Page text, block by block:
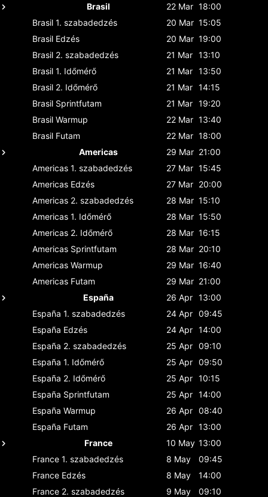
Brasil
22 Mar 18:00
Brasil 1. szabadedzés 20 Mar 15:05
Brasil Edzés 20 Mar 19:00
Brasil 2. szabadedzés 21 Mar 13:10
Brasil 1. Időmérő 21 Mar 13:50
Brasil 2. Időmérő 21 Mar 14:15
Brasil Sprintfutam 21 Mar 19:20
Brasil Warmup 22 Mar 13:40
Brasil Futam 22 Mar 18:00
Americas
29 Mar 21:00
Americas 1. szabadedzés 27 Mar 15:45
Americas Edzés 27 Mar 20:00
Americas 2. szabadedzés 28 Mar 15:10
Americas 1. Időmérő 28 Mar 15:50
Americas 2. Időmérő 28 Mar 16:15
Americas Sprintfutam 28 Mar 20:10
Americas Warmup 29 Mar 16:40
Americas Futam 29 Mar 21:00
España
26 Apr 13:00
España 1. szabadedzés 24 Apr 09:45
España Edzés 24 Apr 14:00
España 2. szabadedzés 25 Apr 09:10
España 1. Időmérő 25 Apr 09:50
España 2. Időmérő 25 Apr 10:15
España Sprintfutam 25 Apr 14:00
España Warmup 26 Apr 08:40
España Futam 26 Apr 13:00
France
10 May 13:00
France 1. szabadedzés 8 May
09:45
France Edzés 8 May
14:00
France 2. szabadedzés 9 May
09:10